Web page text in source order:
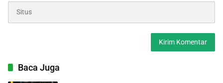
Baca Juga